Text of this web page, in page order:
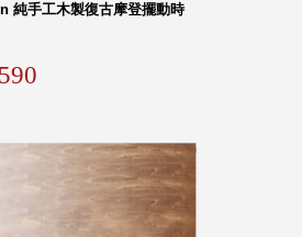
純手工木製復古摩登擺動時